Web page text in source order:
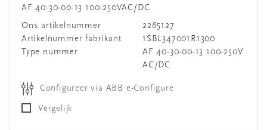
AF 40-30-00-13 100-250VAC/DC
Ons artikelnummer
2265127
Artikelnummer fabrikant
1SBL347001R1300
Type nummer
AF 40-30-00-13 100-250V
AC/DC
Configureer via ABB e-Configure
Vergelijk